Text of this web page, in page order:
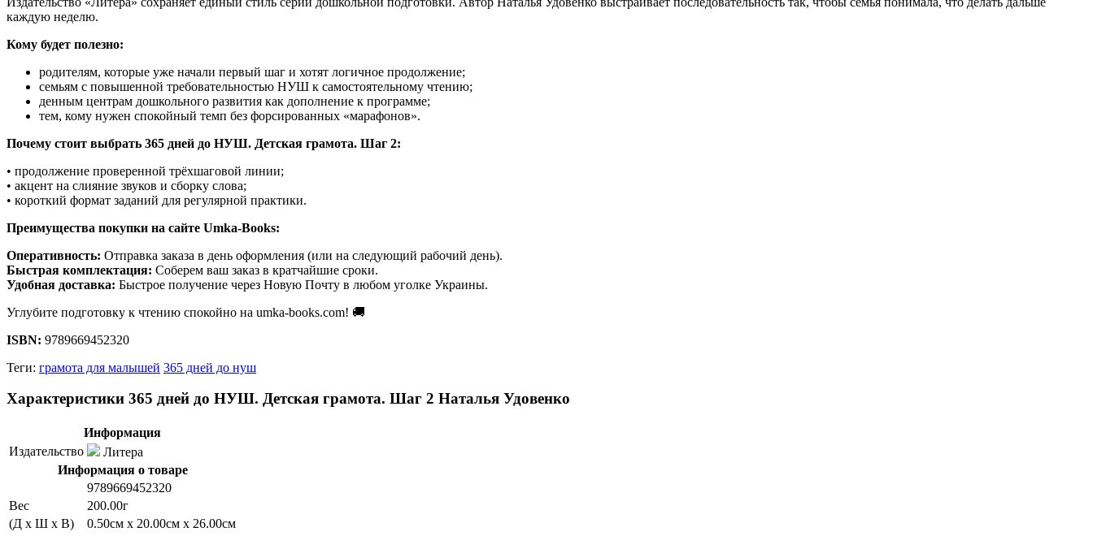
каждую неделю.
Кому будет полезно:
родителям, которые уже начали первый шаг и хотят логичное продолжение;
семьям с повышенной требовательностью НУШ к самостоятельному чтению;
денным центрам дошкольного развития как дополнение к программе;
тем, кому нужен спокойный темп без форсированных «марафонов».
Почему стоит выбрать 365 дней до НУШ. Детская грамота. Шаг 2:
• продолжение проверенной трёхшаговой линии;
• акцент на слияние звуков и сборку слова;
• короткий формат заданий для регулярной практики.
Преимущества покупки на сайте Umka-Books:
Оперативность: Отправка заказа в день оформления (или на следующий рабочий день).
Быстрая комплектация: Соберем ваш заказ в кратчайшие сроки.
Удобная доставка: Быстрое получение через Новую Почту в любом уголке Украины.
Углубите подготовку к чтению спокойно на umka-books.com! 🚚
ISBN: 9789669452320
Теги: грамота для малышей 365 дней до нуш
Характеристики 365 дней до НУШ. Детская грамота. Шаг 2 Наталья Удовенко
Информация
Издательство
Литера
Информация о товаре
9789669452320
Вес
200.00г
(Д x Ш x В)
0.50см x 20.00см x 26.00см